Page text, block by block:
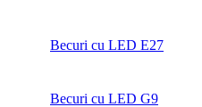
Becuri cu LED E27
Becuri cu LED G9